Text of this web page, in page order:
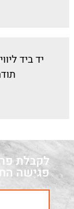
יד ביד
לקבלת
פגישה